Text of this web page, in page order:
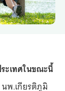
ะเทศในขณะนี้
นพ.เกียรติภูมิ